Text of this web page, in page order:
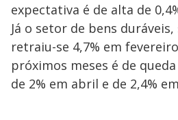
expectativa é de alta de
Já o setor de bens
retraiu-se 4,7% em
próximos meses é de
de 2% em abril e de 2,4%